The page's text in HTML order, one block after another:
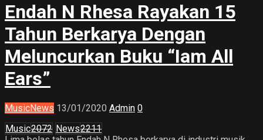
Endah N Rhesa Rayakan 15
Tahun Berkarya Dengan
Meluncurkan Buku “Iam All
Ears”
MusicNews 13/01/2020 Admin 0
Music2072 News2211